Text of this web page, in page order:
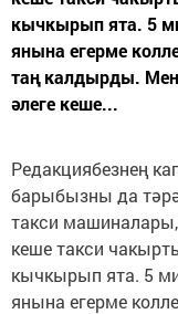
кычкырып ята. 5
янына егерме
таң калдырды.
әлеге кеше...
Редакциябезнең
барыбызны да
такси
кеше такси
кычкырып ята. 5
янына егерме